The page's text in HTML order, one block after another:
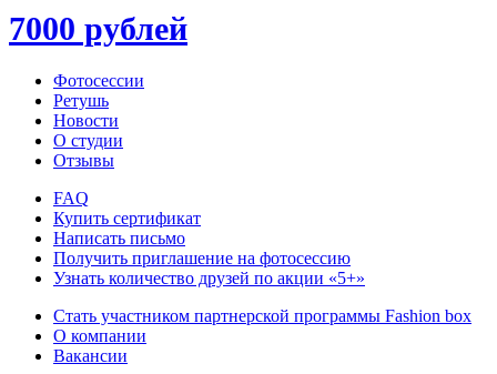
7000 рублей
Фотосессии
Ретушь
Новости
О студии
Отзывы
FAQ
Купить сертификат
Написать письмо
Получить приглашение на фотосессию
Узнать количество друзей по акции «5+»
Стать участником партнерской программы Fashion box
О компании
Вакансии